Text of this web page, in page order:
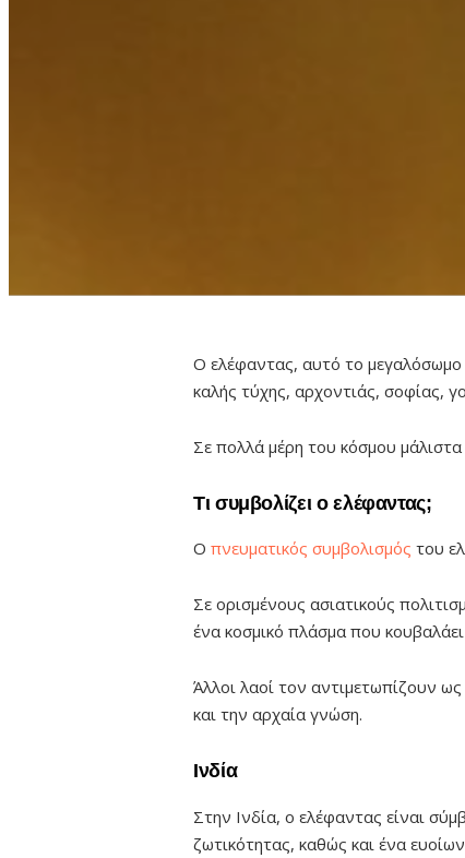
Ο ελέφαντας, αυτό το μεγαλόσωμο
καλής τύχης, αρχοντιάς, σοφίας,
Σε πολλά μέρη του κόσμου
Τι συμβολίζει ο ελέφαντας;
Ο πνευματικός συμβολισμός του
Σε ορισμένους ασιατικούς
ένα κοσμικό πλάσμα που
Άλλοι λαοί τον αντιμετωπίζουν
και την αρχαία γνώση.
Ινδία
Στην Ινδία, ο ελέφαντας είναι
ζωτικότητας, καθώς και ένα